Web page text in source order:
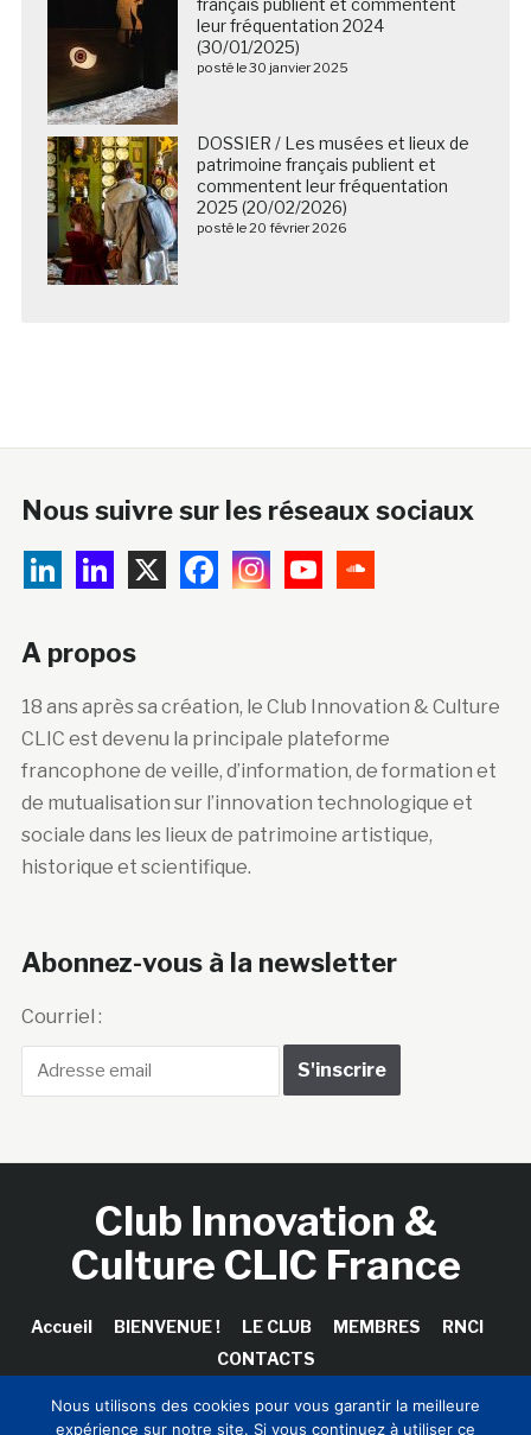
leur fréquentation 2024
(30/01/2025)
posté le 30 janvier 2025
DOSSIER / Les musées et lieux de
patrimoine français publient et
commentent leur fréquentation
2025 (20/02/2026)
posté le 20 février 2026
Nous suivre sur les réseaux sociaux
A propos
18 ans après sa création, le Club Innovation & Culture
CLIC est devenu la principale plateforme
francophone de veille, d’information, de formation et
de mutualisation sur l’innovation technologique et
sociale dans les lieux de patrimoine artistique,
historique et scientifique.
Abonnez-vous à la newsletter
Courriel :
Club Innovation &
Culture CLIC France
Accueil BIENVENUE ! LE CLUB MEMBRES
RNCI
CONTACTS
Nous utilisons des cookies pour vous garantir la meilleure
expérience sur notre site. Si vous continuez à utiliser ce